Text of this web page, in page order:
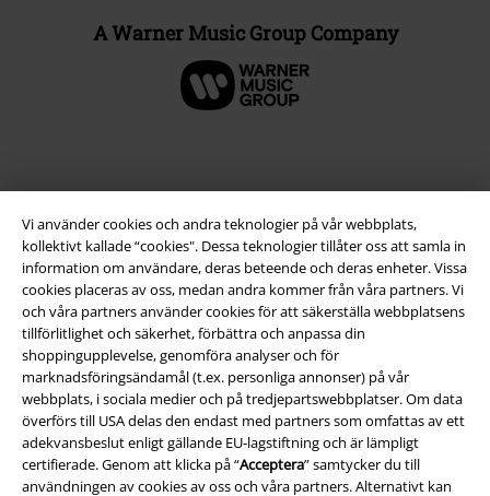
Vi använder cookies och andra teknologier på vår webbplats,
kollektivt kallade “cookies". Dessa teknologier tillåter oss att samla in
information om användare, deras beteende och deras enheter. Vissa
cookies placeras av oss, medan andra kommer från våra partners. Vi
och våra partners använder cookies för att säkerställa webbplatsens
tillförlitlighet och säkerhet, förbättra och anpassa din
shoppingupplevelse, genomföra analyser och för
marknadsföringsändamål (t.ex. personliga annonser) på vår
webbplats, i sociala medier och på tredjepartswebbplatser. Om data
överförs till USA delas den endast med partners som omfattas av ett
adekvansbeslut enligt gällande EU-lagstiftning och är lämpligt
certifierade. Genom att klicka på “Acceptera” samtycker du till
användningen av cookies av oss och våra partners. Alternativt kan
A Warner Music Group Company
Juridisk information/Villkor
Villkor
Om oss
Ladda ner villkoren